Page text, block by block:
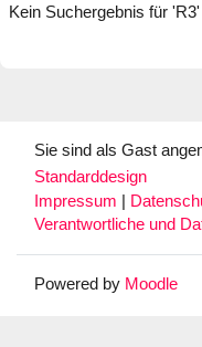
Kein Suchergebnis für 'R3'
Sie sind als Gast
Standarddesign
Impressum
Verantwortliche und
Powered by Moodle